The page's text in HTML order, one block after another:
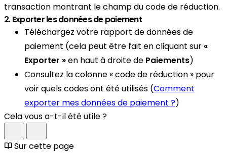
transaction montrant le champ du code de réduction.
2. Exporter les données de paiement
Téléchargez votre rapport de données de
paiement (cela peut être fait en cliquant sur «
Exporter »en haut à droite de Paiements)
Consultez la colonne « code de réduction » pour
voir quels codes ont été utilisés (Comment
exporter mes données de paiement ?)
Cela vous a-t-il été utile ?
Sur cette page